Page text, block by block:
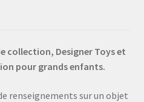
collection, Designer Toys et
pour grands enfants.
renseignements sur un objet